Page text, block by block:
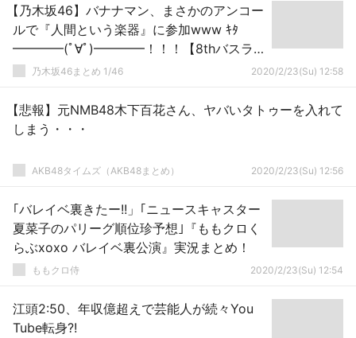
【乃木坂46】バナナマン、まさかのアンコー
ルで『人間という楽器』に参加www ｷﾀ
━━━━(ﾟ∀ﾟ)━━━━！！！【8thバスラ@
ナゴヤドーム3日目】
乃木坂46まとめ 1/46 2020/2/23(Su) 12:58
【悲報】元NMB48木下百花さん、ヤバいタトゥーを入れて
しまう・・・
AKB48タイムズ（AKB48まとめ） 2020/2/23(Su) 12:56
｢バレイベ裏きたー!!」｢ニュースキャスター
夏菜子のパリーグ順位珍予想｣『ももクロく
らぶxoxo バレイベ裏公演』実況まとめ！
ももクロ侍 2020/2/23(Su) 12:54
江頭2:50、年収億超えで芸能人が続々You
Tube転身?!